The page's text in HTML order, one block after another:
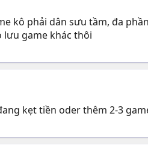
kô phải dân sưu tầm, đa
lưu game khác thôi
kẹt tiền oder thêm 2-3